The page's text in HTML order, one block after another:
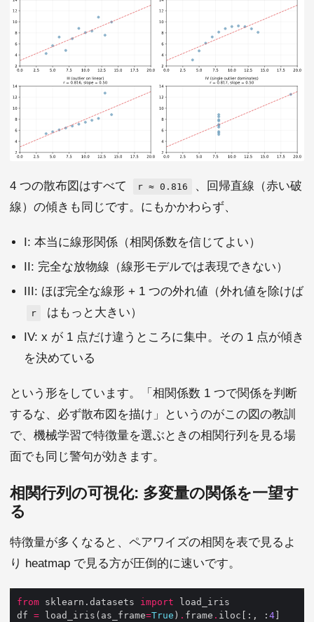
4 つの散布図はすべて r ≈ 0.816
、回帰直線（赤い破
線）の傾きも同じです。にもかかわらず、
I: 本当に線形関係（相関係数を信じてよい）
II: 完全な放物線（線形モデルでは表現できない）
III: ほぼ完全な線形 + 1 つの外れ値（外れ値を除けば
r
はもっと大きい）
IV: x が 1 点だけ違うところに集中。その 1 点が傾き
を決めている
という形をしています。「相関係数 1 つで関係を判断
するな、必ず散布図を描け」というのがこの図の教訓
で、機械学習で特徴量を選ぶときの相関行列を見る場
面でも同じ警句が効きます。
相関行列の可視化: 多変量の関係を一望す
る
特徴量が多くなると、ペアワイズの相関を表で見るよ
り heatmap で見る方が圧倒的に速いです。
from sklearn.datasets import
df = load_iris(as_frame=True ) . frame . iloc[:, : 4